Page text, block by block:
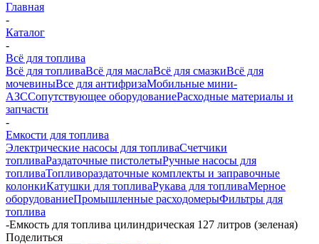
Главная
-
Каталог
-
Всё для топлива
Всё для топливаВсё для маслаВсё для смазкиВсё для
мочевиныВсе для антифризаМобильные мини-
АЗССопутствующее оборудованиеРасходные материалы и
запчасти
-
Емкости для топлива
Электрические насосы для топливаСчетчики
топливаРаздаточные пистолетыРучные насосы для
топливаТопливораздаточные комплекты и заправочные
колонкиКатушки для топливаРукава для топливаМерное
оборудованиеПромышленные расходомерыФильтры для
топлива
-Емкость для топлива цилиндрическая 127 литров (зеленая)
Поделиться